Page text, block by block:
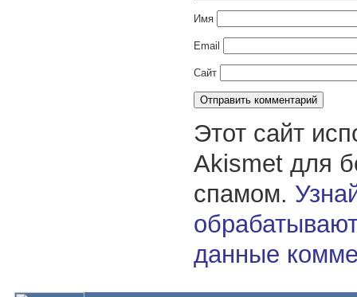
Имя
Email
Сайт
Этот сайт
Akismet для
спамом.
данные